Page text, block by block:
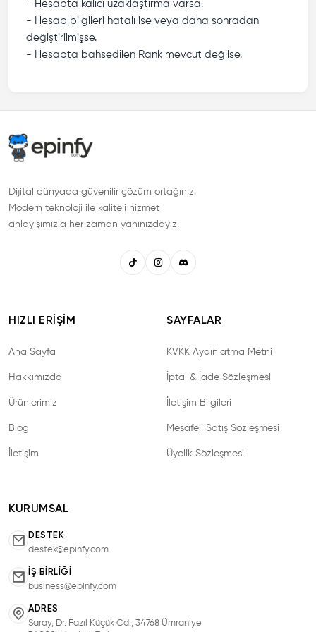
- Hesapta kalıcı uzaklaştırma varsa.
- Hesap bilgileri hatalı ise veya daha sonradan
değiştirilmişse.
- Hesapta bahsedilen Rank mevcut değilse.
Dijital dünyada güvenilir çözüm ortağınız.
Modern teknoloji ile kaliteli hizmet
anlayışımızla her zaman yanınızdayız.
HIZLI ERIŞIM
Ana Sayfa
Hakkımızda
Ürünlerimiz
Blog
İletişim
SAYFALAR
KVKK Aydınlatma Metni
İptal & İade Sözleşmesi
İletişim Bilgileri
Mesafeli Satış Sözleşmesi
Üyelik Sözleşmesi
KURUMSAL
DESTEK
destek@epinfy.com
İŞ BIRLIĞI
business@epinfy.com
ADRES
Saray, Dr. Fazıl Küçük Cd., 34768 Ümraniye